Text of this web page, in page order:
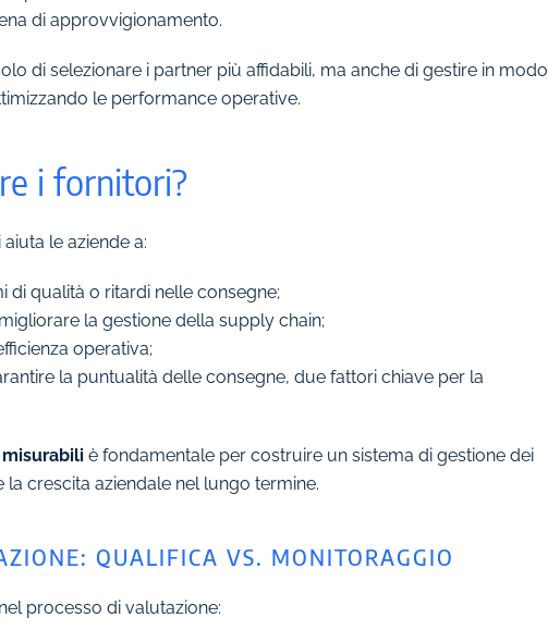
di approvvigionamento.
di selezionare i partner più affidabili, ma anche di gestire in modo
le performance operative.
i fornitori?
le aziende a:
di qualità o ritardi nelle consegne;
la gestione della supply chain;
operativa;
la puntualità delle consegne, due fattori chiave per la
è fondamentale per costruire un sistema di gestione dei
crescita aziendale nel lungo termine.
QUALIFICA VS. MONITORAGGIO
processo di valutazione: